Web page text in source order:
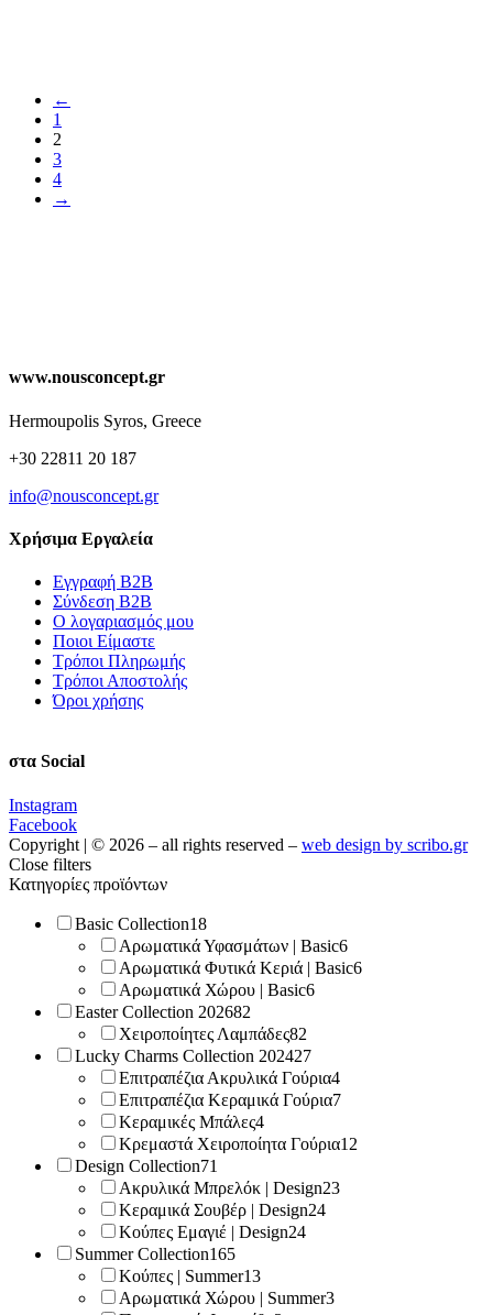
←
1
2
3
4
→
www.nousconcept.gr
Hermoupolis Syros, Greece
+30 22811 20 187
info@nousconcept.gr
Χρήσιμα Εργαλεία
Εγγραφή Β2Β
Σύνδεση Β2Β
Ο λογαριασμός μου
Ποιοι Είμαστε
Τρόποι Πληρωμής
Τρόποι Αποστολής
Όροι χρήσης
στα Social
Instagram
Facebook
Copyright | © 2026 – all rights reserved – web design by scribo.gr
Close filters
Κατηγορίες προϊόντων
Basic Collection18
Αρωματικά Υφασμάτων | Basic6
Αρωματικά Φυτικά Κεριά | Basic6
Αρωματικά Χώρου | Basic6
Easter Collection 202682
Χειροποίητες Λαμπάδες82
Lucky Charms Collection 202427
Επιτραπέζια Ακρυλικά Γούρια4
Επιτραπέζια Κεραμικά Γούρια7
Κεραμικές Μπάλες4
Κρεμαστά Χειροποίητα Γούρια12
Design Collection71
Ακρυλικά Μπρελόκ | Design23
Κεραμικά Σουβέρ | Design24
Κούπες Εμαγιέ | Design24
Summer Collection165
Κούπες | Summer13
Αρωματικά Χώρου | Summer3